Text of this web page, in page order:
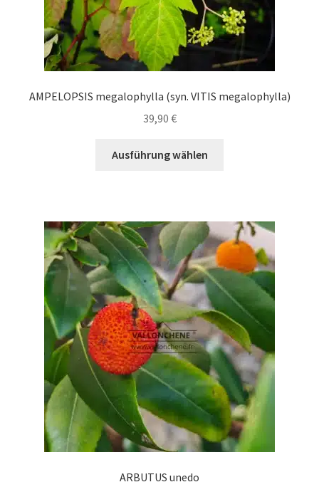
AMPELOPSIS megalophylla (syn. VITIS megalophylla)
39,90 €
Ausführung wählen
Varianten
auf.
Die
Optionen
können
auf
der
Produktseite
gewählt
werden
ARBUTUS unedo